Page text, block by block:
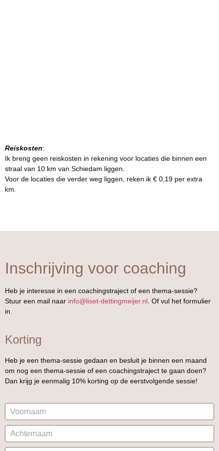
Reiskosten:
Ik breng geen reiskosten in rekening voor locaties die binnen een
straal van 10 km van Schiedam liggen.
Voor de locaties die verder weg liggen, reken ik € 0,19 per extra
km.
Inschrijving voor coaching
Heb je interesse in een coachingstraject of een thema-sessie?
Stuur een mail naar info@liset-dettingmeijer.nl. Of vul het formulier
in.
Korting
Heb je een thema-sessie gedaan en besluit je binnen een maand
om nog een thema-sessie of een coachingstraject te gaan doen?
Dan krijg je eenmalig 10% korting op de eerstvolgende sessie!
Informatie
-
Inschrijven